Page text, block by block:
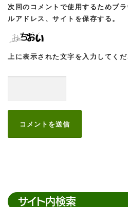
次回のコメントで使用するためブ
ルアドレス、サイトを保存する。
上に表示された文字を入力してくだ
サイト内検索